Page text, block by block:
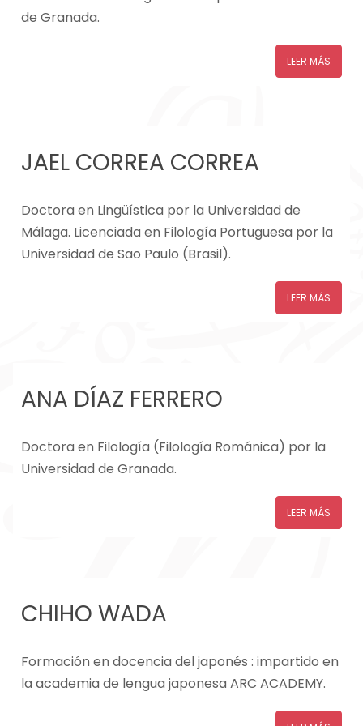
de Granada.
LEER MÁS
JAEL CORREA CORREA
Doctora en Lingüística por la Universidad de
Málaga. Licenciada en Filología Portuguesa por la
Universidad de Sao Paulo (Brasil).
LEER MÁS
ANA DÍAZ FERRERO
Doctora en Filología (Filología Románica) por la
Universidad de Granada.
LEER MÁS
CHIHO WADA
Formación en docencia del japonés : impartido en
la academia de lengua japonesa ARC ACADEMY.